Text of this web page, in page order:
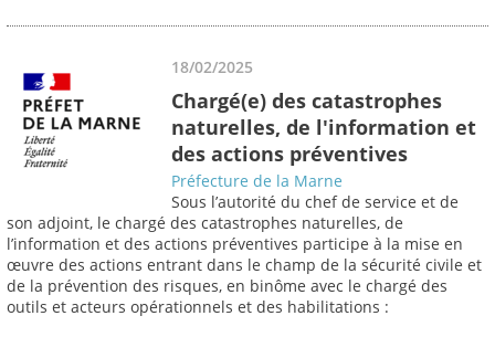
18/02/2025
Chargé(e) des catastrophes
naturelles, de l'information et
des actions préventives
Préfecture de la Marne
Sous l’autorité du chef de service et de
son adjoint, le chargé des catastrophes naturelles, de
l’information et des actions préventives participe à la mise en
œuvre des actions entrant dans le champ de la sécurité civile et
de la prévention des risques, en binôme avec le chargé des
outils et acteurs opérationnels et des habilitations :